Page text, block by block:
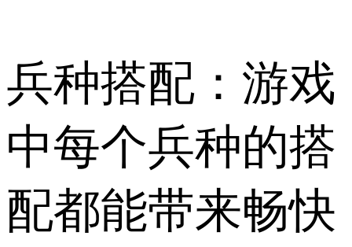
兵种搭配：游戏
中每个兵种的搭
配都能带来畅快